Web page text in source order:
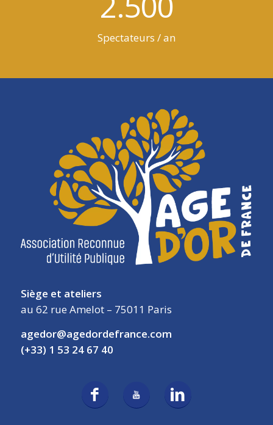
Spectateurs / an
Siège et ateliers
au 62 rue Amelot – 75011 Paris
agedor@agedordefrance.com
(+33) 1 53 24 67 40